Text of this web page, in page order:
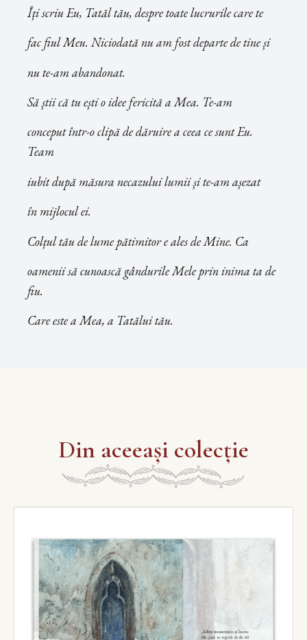
Îți scriu Eu, Tatăl tău, despre toate lucrurile care te
fac fiul Meu. Niciodată nu am fost departe de tine și
nu te-am abandonat.
Să știi că tu ești o idee fericită a Mea. Te-am
conceput într-o clipă de dăruire a ceea ce sunt Eu.
Team
iubit după măsura necazului lumii și te-am așezat
în mijlocul ei.
Colțul tău de lume pătimitor e ales de Mine. Ca
oamenii să cunoască gândurile Mele prin inima ta de
fiu.
Care este a Mea, a Tatălui tău.
Din aceeași colecție